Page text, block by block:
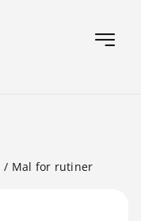
Toggle
Mal for rutiner